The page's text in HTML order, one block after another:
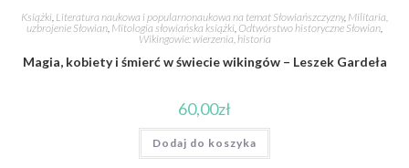
Książki, Literatura naukowa i popularnonaukowa na temat Słowiańszczyzny, Militaria,
uzbrojenie Słowian, Mitologia słowiańska książki, Odtwórstwo historyczne Słowian,
Wikingowie: wierzenia, historia
Magia, kobiety i śmierć w świecie wikingów – Leszek Gardeła
60,00zł
Dodaj do koszyka